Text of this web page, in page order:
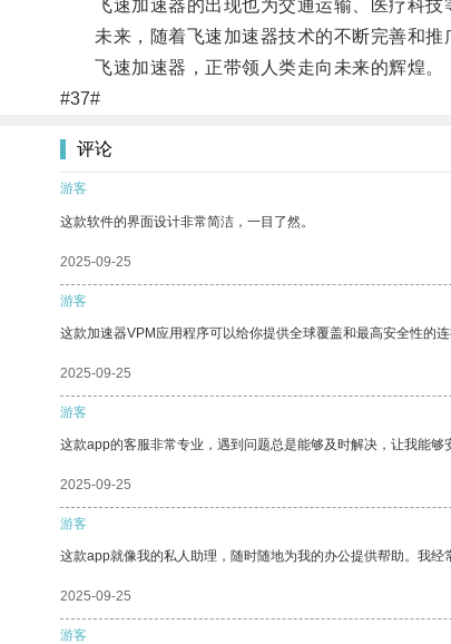
飞速加速器的出现也为交通运输、医疗科技
未来，随着飞速加速器技术的不断完善和推
飞速加速器，正带领人类走向未来的辉煌。
#37#
评论
游客
这款软件的界面设计非常简洁，一目了然。
2025-09-25
游客
这款加速器VPM应用程序可以给你提供全球覆盖和最高安全性的连
2025-09-25
游客
这款app的客服非常专业，遇到问题总是能够及时解决，让我能够
2025-09-25
游客
这款app就像我的私人助理，随时随地为我的办公提供帮助。我
2025-09-25
游客